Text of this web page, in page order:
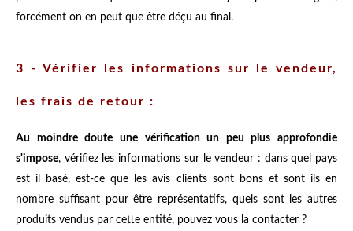
forcément on en peut que être déçu au final.
3 - Vérifier les informations sur le vendeur,
les frais de retour :
Au moindre doute une vérification un peu plus approfondie
s'impose, vérifiez les informations sur le vendeur : dans quel pays
est il basé, est-ce que les avis clients sont bons et sont ils en
nombre suffisant pour être représentatifs, quels sont les autres
produits vendus par cette entité, pouvez vous la contacter ?